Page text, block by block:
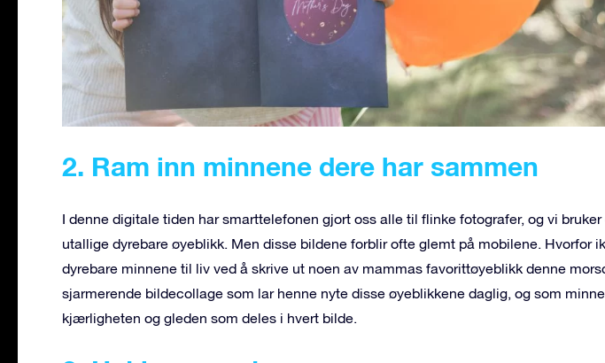
2. Ram inn minnene dere har sammen
I denne digitale tiden har smarttelefonen gjort oss alle til flinke fotografer, og vi
utallige dyrebare øyeblikk. Men disse bildene forblir ofte glemt på mobilene. Hvorfor
dyrebare minnene til liv ved å skrive ut noen av mammas favorittøyeblikk denne
sjarmerende bildecollage som lar henne nyte disse øyeblikkene daglig, og som
kjærligheten og gleden som deles i hvert bilde.